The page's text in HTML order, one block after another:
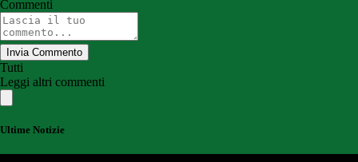
Commenti
Invia Commento
Tutti
Leggi altri commenti
Ultime Notizie